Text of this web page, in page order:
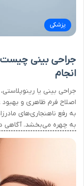
پزشکی
جراحی بینی
انجام
جراحی بینی یا
اصلاح فرم ظاهری و
به رفع ناهنجاری‌های
به چهره می‌بخشد. آگاهی